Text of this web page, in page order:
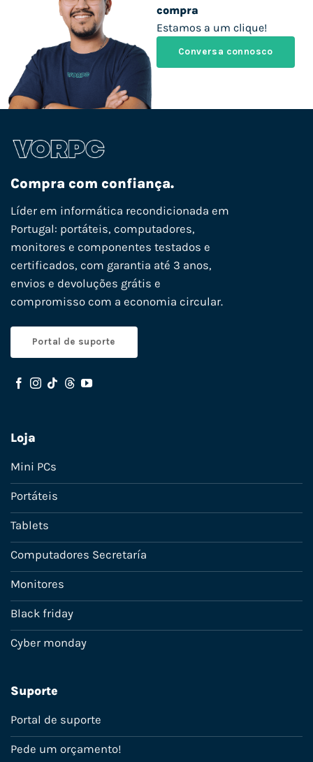
compra
Estamos a um clique!
Conversa connosco
Compra com confiança.
Líder em informática recondicionada em
Portugal: portáteis, computadores,
monitores e componentes testados e
certificados, com garantia até 3 anos,
envios e devoluções grátis e
compromisso com a economia circular.
Portal de suporte
Loja
Mini PCs
Portáteis
Tablets
Computadores Secretaría
Monitores
Black friday
Cyber monday
Suporte
Portal de suporte
Pede um orçamento!